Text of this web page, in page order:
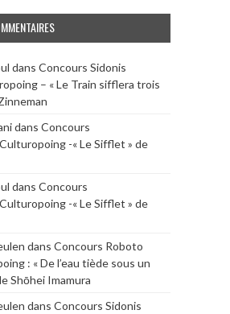
dans Concours Sidonis
– « Le Train sifflera trois
dans Concours
-« Le Sifflet » de
dans Concours
-« Le Sifflet » de
dans Concours Roboto
: « De l’eau tiède sous un
Shōhei Imamura
dans Concours Sidonis